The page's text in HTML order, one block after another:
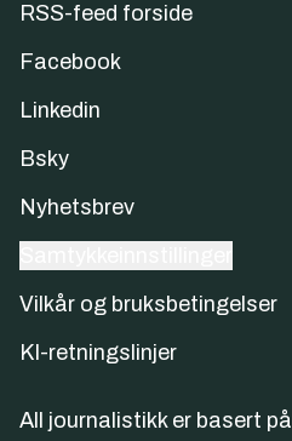
RSS-feed forside
Facebook
Linkedin
Bsky
Nyhetsbrev
Vilkår og bruksbetingelser
KI-retningslinjer
All journalistikk er basert på